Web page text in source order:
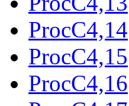
ProcC4,14
ProcC4,15
ProcC4,16